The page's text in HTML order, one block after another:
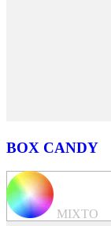
BOX CANDY
MIXTO